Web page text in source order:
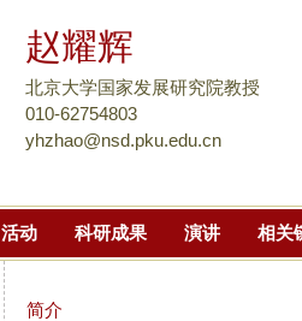
到
主
内
赵耀辉
北京大学国家发展研究院教授
010-62754803
yhzhao@nsd.pku.edu.cn
活动 科研成果 演讲 相关
简介